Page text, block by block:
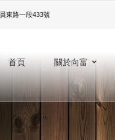
東路一段433號‎
首頁 關於向富